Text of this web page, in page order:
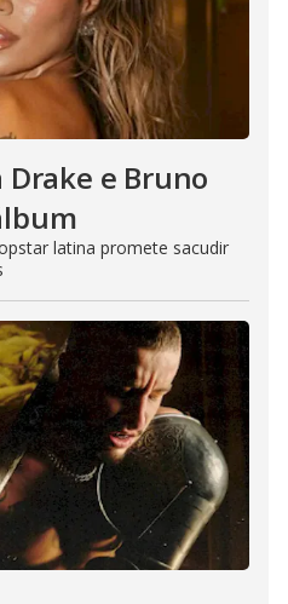
Drake e Bruno
latina promete sacudir